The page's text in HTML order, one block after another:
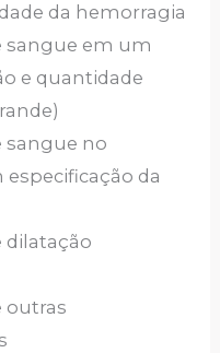
da hemorragia
sangue em um
e quantidade
sangue no
da
dilatação
outras